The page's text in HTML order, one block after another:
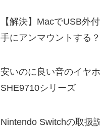
【解決】MacでUSB外
手にアンマウントする？
安いのに良い音のイヤ
SHE9710シリーズ
Nintendo Switchの取扱